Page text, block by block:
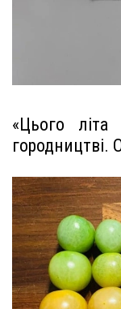
«Цього
городництві.